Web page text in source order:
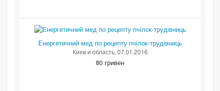
Енергетичний мед по рецепту пчілок-трудівниць
Киев и область, 07.01.2016
80 гривен